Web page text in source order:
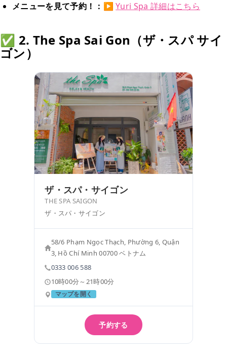
メニューを見て予約！： ▶Yuri Spa 詳細はこちら
✅ 2. The Spa Sai Gon（ザ・スパ サイ
ゴン）
ザ・スパ・サイゴン
THE SPA SAIGON
ザ・スパ・サイゴン
58/6 Phạm Ngọc Thạch, Phường 6, Quận
3, Hồ Chí Minh 00700 ベトナム
0333 006 588
10時00分～21時00分
マップを開く
予約する